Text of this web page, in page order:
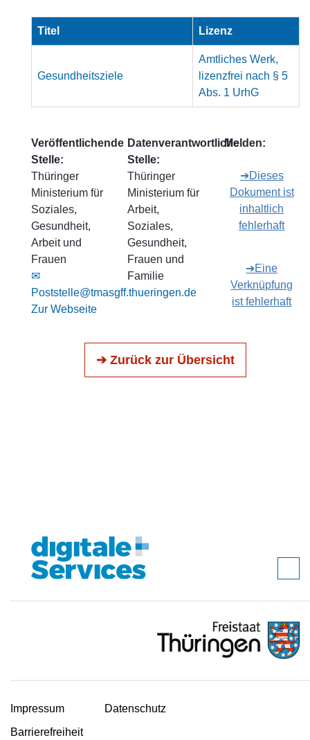
Titel Lizenz
Gesundheitsziele
Amtliches Werk,
lizenzfrei nach § 5
Abs. 1 UrhG
Veröffentlichende
Stelle:
Thüringer
Ministerium für
Soziales,
Gesundheit,
Arbeit und
Frauen
✉
Poststelle@tmasgff.thueringen.de
Zur Webseite
Datenverantwortliche
Stelle:
Thüringer
Ministerium für
Arbeit,
Soziales,
Gesundheit,
Frauen und
Familie
Melden:
➔Dieses
Dokument ist
inhaltlich
fehlerhaft
➔Eine
Verknüpfung
ist fehlerhaft
➔ Zurück zur Übersicht
Impressum
Datenschutz
Barrierefreiheit